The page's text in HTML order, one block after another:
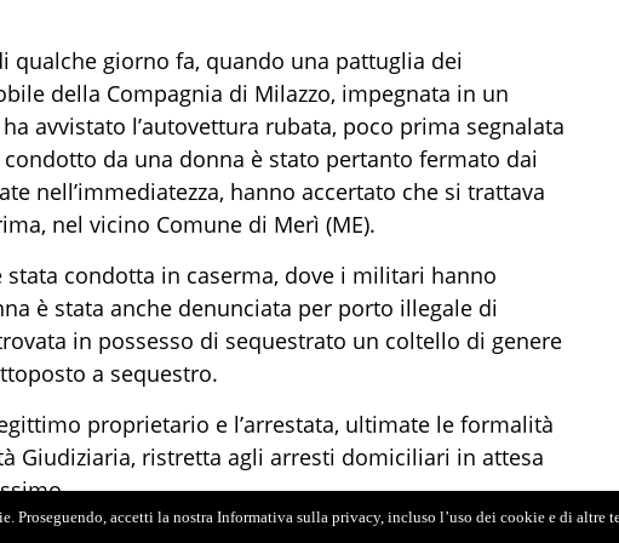
qualche giorno fa, quando una pattuglia dei
della Compagnia di Milazzo, impegnata in un
ha avvistato l’autovettura rubata, poco prima segnalata
condotto da una donna è stato pertanto fermato dai
nell’immediatezza, hanno accertato che si trattava
nel vicino Comune di Merì (ME).
stata condotta in caserma, dove i militari hanno
è stata anche denunciata per porto illegale di
in possesso di sequestrato un coltello di genere
a sequestro.
proprietario e l’arrestata, ultimate le formalità
Giudiziaria, ristretta agli arresti domiciliari in attesa
Proseguendo, accetti la nostra Informativa sulla privacy, incluso l’uso dei cookie e di altre